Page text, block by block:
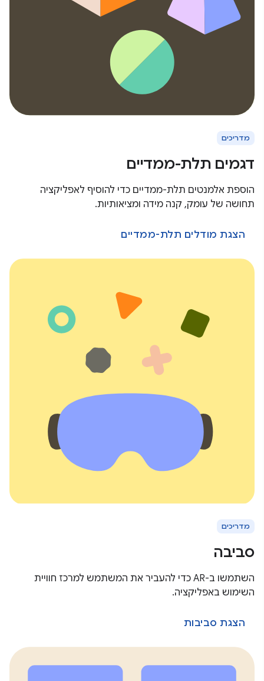
מדריכים
דגמים תלת-ממדיים
הוספת אלמנטים תלת-ממדיים כדי להוסיף לאפליקציה
תחושה של עומק, קנה מידה ומציאותיות.
הצגת מודלים תלת-ממדיים
מדריכים
סביבה
השתמשו ב-AR כדי להעביר את המשתמש למרכז חוויית
השימוש באפליקציה.
הצגת סביבות